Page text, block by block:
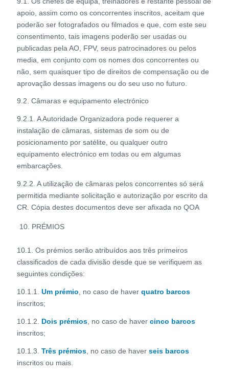
apoio, assim como os concorrentes inscritos, aceitam que
poderão ser fotografados ou filmados e que, com este seu
consentimento, tais imagens poderão ser usadas ou
publicadas pela AO, FPV, seus patrocinadores ou pelos
media, em conjunto com os nomes dos concorrentes ou
não, sem quaisquer tipo de direitos de compensação ou de
aprovação dessas imagens ou do seu uso no futuro.
9.2. Câmaras e equipamento electrónico
9.2.1. A Autoridade Organizadora pode requerer a
instalação de câmaras, sistemas de som ou de
posicionamento por satélite, ou qualquer outro
equipamento electrónico em todas ou em algumas
embarcações.
9.2.2. A utilização de câmaras pelos concorrentes só será
permitida mediante solicitação e autorização por escrito da
CR. Cópia destes documentos deve ser afixada no QOA
PRÉMIOS
10.1. Os prémios serão atribuídos aos três primeiros
classificados de cada divisão desde que se verifiquem as
seguintes condições:
10.1.1. Um prémio , no caso de haver quatro barcos
inscritos;
10.1.2. Dois prémios, no caso de haver cinco barcos
inscritos;
10.1.3. Três prémios, no caso de haver seis barcos
inscritos ou mais.